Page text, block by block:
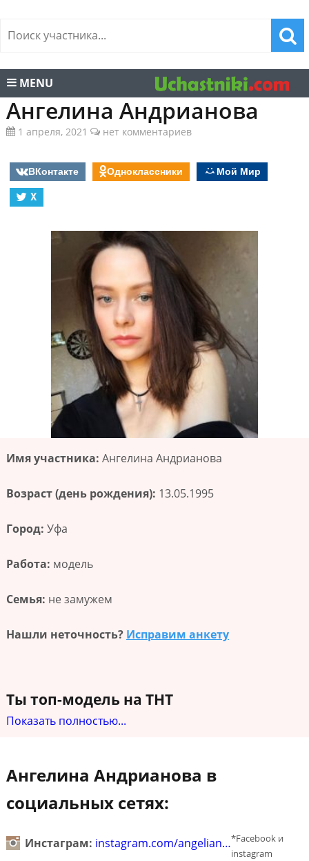
MENU
Ангелина Андрианова
1 апреля, 2021 нет комментариев
ВКонтакте Одноклассники
Мой Мир
X
Имя участника: Ангелина Андрианова
Возраст (день рождения): 13.05.1995
Город: Уфа
Работа: модель
Семья: не замужем
Нашли неточность? Исправим анкету
Ты топ-модель на ТНТ
Показать полностью...
Ангелина Андрианова в
социальных сетях:
Инстаграм: instagram.com/angelian…*Facebook и
instagram